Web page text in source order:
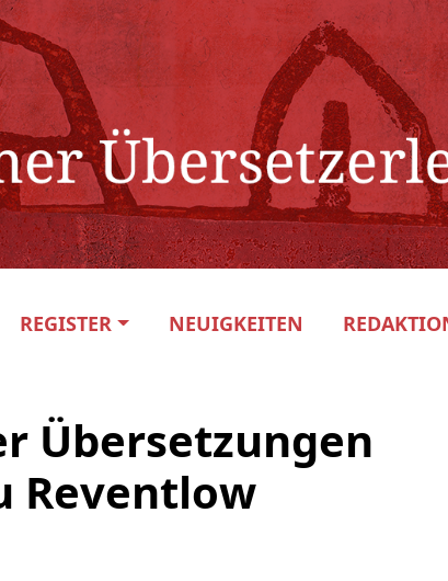
REGISTER NEUIGKEITEN
Übersetzungen
Reventlow